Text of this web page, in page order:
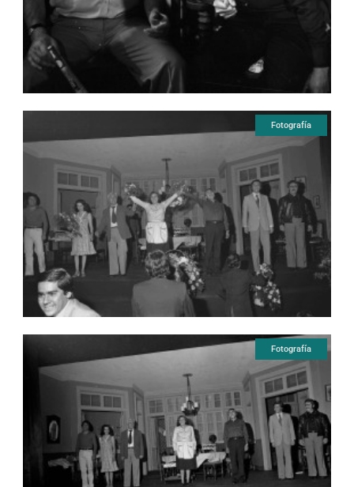
Fotografía
Fotografía